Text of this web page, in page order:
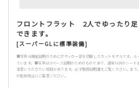
フロントフラット 2人でゆったり
できます。
[スーパーGLに標準装備]
■写真は機能説明のためにボディの一部を切断したカットモデルです。ル
ています。■写真はスペース説明のためのものであり、通常以外のシート
注意いただきたい項目があります。必ず取扱説明書をご覧ください。ま
の転倒防止にご留意ください。